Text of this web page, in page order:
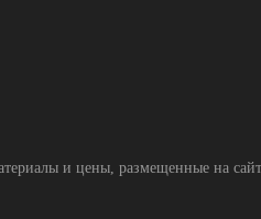
и цены, размещенные на